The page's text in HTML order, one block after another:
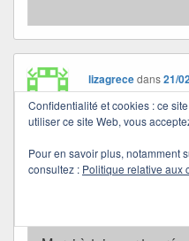
lizagrecedans21/
Une belle
littéraire. Merci
Quichottine
Confidentialité et cookies : ce
utiliser ce site Web, vous
Pour en savoir plus, notamment
consultez : Politique relative aux